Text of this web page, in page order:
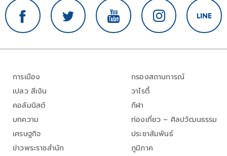
การเมือง
เปลว สีเงิน
คอลัมนิสต์
บทความ
เศรษฐกิจ
ข่าวพระราชสำนัก
กรองสถานการณ์
วาไรตี้
กีฬา
ท่องเที่ยว – ศิลปวัฒนธรรม
ประชาสัมพันธ์
ภูมิภาค